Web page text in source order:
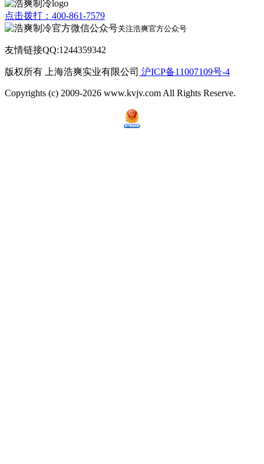
点击拨打：400-861-7579
关注浩爽官方公众号
友情链接QQ:1244359342
版权所有 上海浩爽实业有限公司 沪ICP备11007109号-4
Copyrights (c) 2009-2026 www.kvjv.com All Rights Reserve.